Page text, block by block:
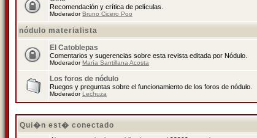
Recomendación y crítica de películas.
ModeradorBruno Cicero Poo
nódulo materialista
El Catoblepas
Comentarios y sugerencias sobre esta revista editada por Nódulo.
ModeradorMaría Santillana Acosta
Los foros de nódulo
Ruegos y preguntas sobre el funcionamiento de los foros de nódulo.
ModeradorLechuza
Qui�n est� conectado